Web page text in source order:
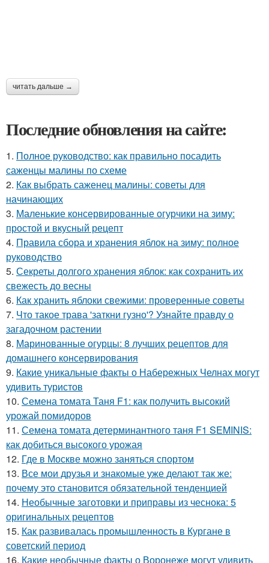
читать дальше →
Последние обновления на сайте:
1. Полное руководство: как правильно посадить
саженцы малины по схеме
2. Как выбрать саженец малины: советы для
начинающих
3. Маленькие консервированные огурчики на зиму:
простой и вкусный рецепт
4. Правила сбора и хранения яблок на зиму: полное
руководство
5. Секреты долгого хранения яблок: как сохранить их
свежесть до весны
6. Как хранить яблоки свежими: проверенные советы
7. Что такое трава 'заткни гузно'? Узнайте правду о
загадочном растении
8. Маринованные огурцы: 8 лучших рецептов для
домашнего консервирования
9. Какие уникальные факты о Набережных Челнах могут
удивить туристов
10. Семена томата Таня F1: как получить высокий
урожай помидоров
11. Семена томата детерминантного таня F1 SEMINIS:
как добиться высокого урожая
12. Где в Москве можно заняться спортом
13. Все мои друзья и знакомые уже делают так же:
почему это становится обязательной тенденцией
14. Необычные заготовки и приправы из чеснока: 5
оригинальных рецептов
15. Как развивалась промышленность в Кургане в
советский период
16. Какие необычные факты о Воронеже могут удивить